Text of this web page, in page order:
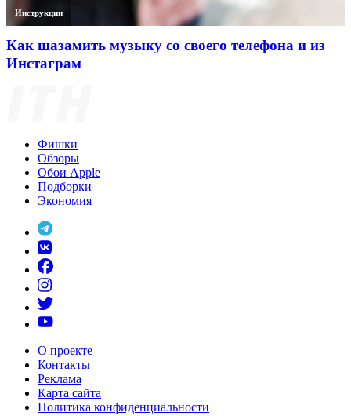
Инструкции
Как шазамить музыку со своего телефона и из
Инстаграм
Фишки
Обзоры
Обои Apple
Подборки
Экономия
О проекте
Контакты
Реклама
Карта сайта
Политика конфиденциальности